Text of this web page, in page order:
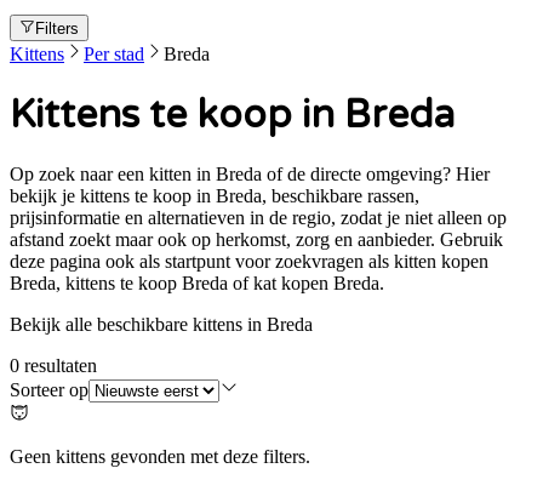
Filters
Kittens Per stad Breda
Kittens te koop in Breda
Op zoek naar een kitten in Breda of de directe omgeving? Hier
bekijk je kittens te koop in Breda, beschikbare rassen,
prijsinformatie en alternatieven in de regio, zodat je niet alleen op
afstand zoekt maar ook op herkomst, zorg en aanbieder. Gebruik
deze pagina ook als startpunt voor zoekvragen als kitten kopen
Breda, kittens te koop Breda of kat kopen Breda.
Bekijk alle beschikbare kittens in Breda
0 resultaten
Sorteer op
Geen kittens gevonden met deze filters.